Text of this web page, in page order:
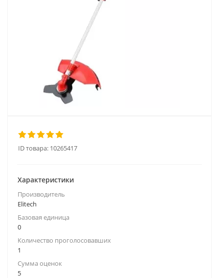
ID товара: 10265417
Характеристики
Производитель
Elitech
Базовая единица
0
Количество проголосовавших
1
Сумма оценок
5